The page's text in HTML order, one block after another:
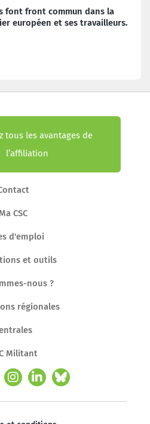
font front commun dans la
européen et ses travailleurs.
tous les avantages de
l’affiliation
CSC
d'emploi
et outils
nous ?
régionales
Militant